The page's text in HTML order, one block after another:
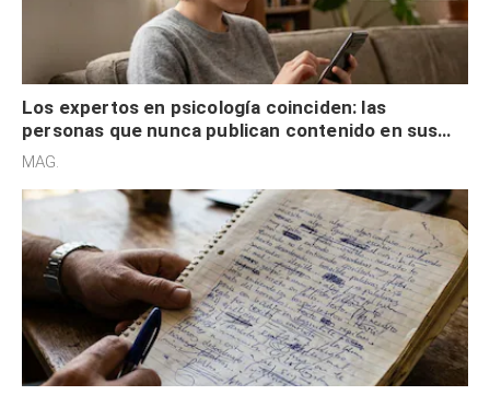
Los expertos en psicología coinciden: las
personas que nunca publican contenido en sus
redes sociales no pretenden buscar validación
MAG.